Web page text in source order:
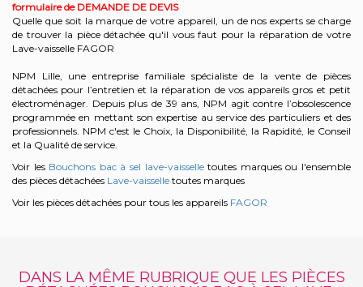
formulaire de DEMANDE DE DEVIS
Quelle que soit la marque de votre appareil, un de nos experts se charge
de trouver la pièce détachée qu'il vous faut pour la réparation de votre
Lave-vaisselle FAGOR
NPM Lille, une entreprise familiale spécialiste de la vente de pièces
détachées pour l’entretien et la réparation de vos appareils gros et petit
électroménager. Depuis plus de 39 ans, NPM agit contre l’obsolescence
programmée en mettant son expertise au service des particuliers et des
professionnels. NPM c'est le Choix, la Disponibilité, la Rapidité, le Conseil
et la Qualité de service.
Voir les Bouchons bac à sel lave-vaisselletoutes marques ou l'ensemble
des pièces détachées Lave-vaisselle toutes marques
Voir les pièces détachées pour tous les appareils FAGOR
DANS LA MÊME RUBRIQUE QUE LES PIÈCES